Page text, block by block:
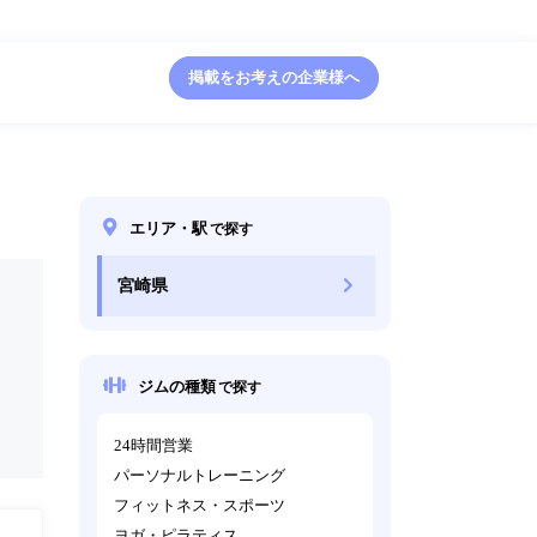
掲載をお考えの企業様へ
エリア・駅で探す
宮崎県
ジムの種類で探す
24時間営業
パーソナルトレーニング
フィットネス・スポーツ